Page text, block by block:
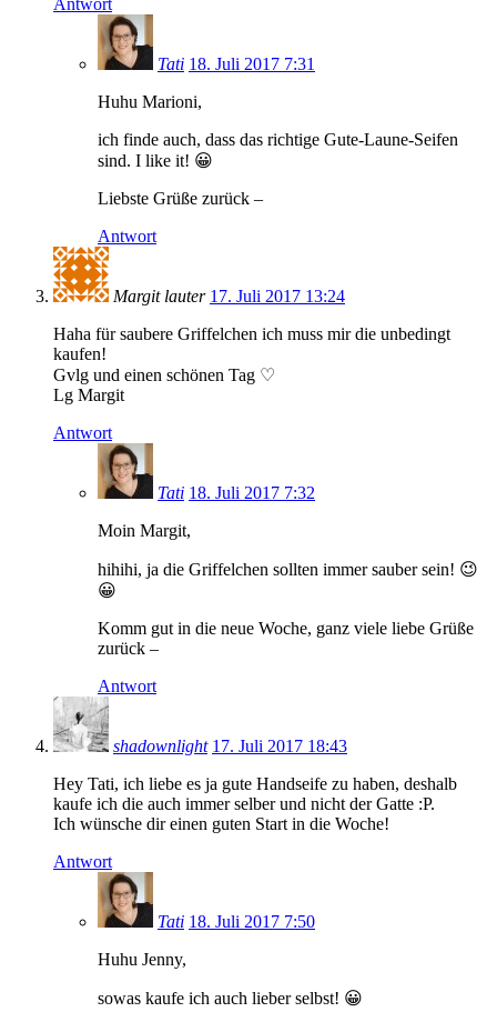
Tati 18. Juli 2017 7:31
Huhu Marioni,
ich finde auch, dass das richtige Gute-Laune-Seifen
sind. I like it! 😀
Liebste Grüße zurück –
Antwort
Margit lauter 17. Juli 2017 13:24
Haha für saubere Griffelchen ich muss mir die unbedingt
kaufen!
Gvlg und einen schönen Tag ♡
Lg Margit
Antwort
Tati 18. Juli 2017 7:32
Moin Margit,
hihihi, ja die Griffelchen sollten immer sauber sein! 😉
😀
Komm gut in die neue Woche, ganz viele liebe Grüße
zurück –
Antwort
shadownlight 17. Juli 2017 18:43
Hey Tati, ich liebe es ja gute Handseife zu haben, deshalb
kaufe ich die auch immer selber und nicht der Gatte :P.
Ich wünsche dir einen guten Start in die Woche!
Antwort
Tati 18. Juli 2017 7:50
Huhu Jenny,
sowas kaufe ich auch lieber selbst! 😀